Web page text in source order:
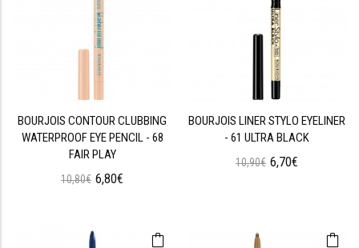
BOURJOIS CONTOUR CLUBBING
WATERPROOF EYE PENCIL - 68
FAIR PLAY
10,80€ 6,80€
BOURJOIS LINER STYLO EYELINER
- 61 ULTRA BLACK
10,90€ 6,70€